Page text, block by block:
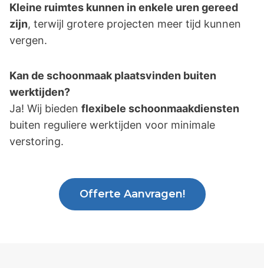
Kleine ruimtes kunnen in enkele uren gereed
zijn, terwijl grotere projecten meer tijd kunnen
vergen.
Kan de schoonmaak plaatsvinden buiten
werktijden?
Ja! Wij bieden flexibele schoonmaakdiensten
buiten reguliere werktijden voor minimale
verstoring.
Offerte Aanvragen!